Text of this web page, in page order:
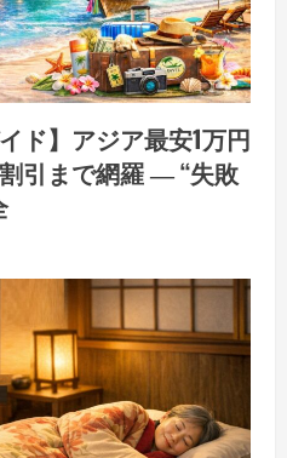
ド】アジア最安1万円
引まで網羅 ― “失敗